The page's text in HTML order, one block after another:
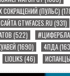
СОКРАЩЕНИЙ (ПУЛЬС)
GTWFACES.RU (931)
(522)
(1690) 4ПДА
LIOLIKS (46) ИСПАНЦЫ